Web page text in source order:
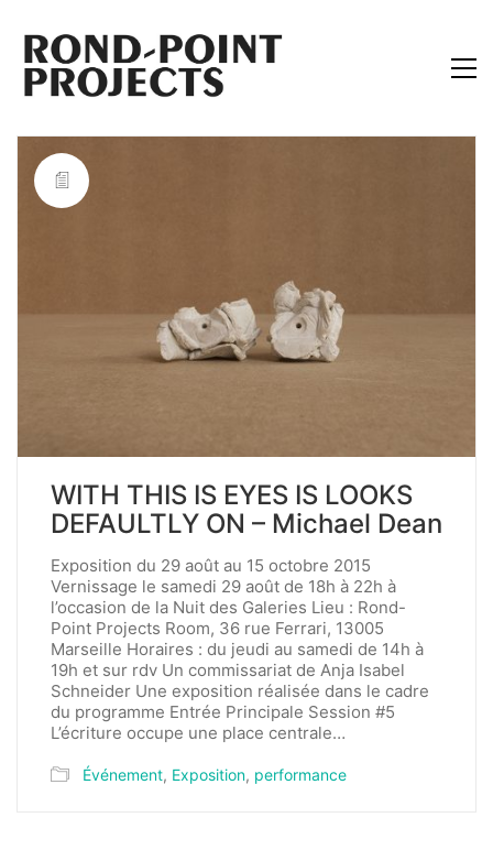
WITH THIS IS EYES IS LOOKS
DEFAULTLY ON – Michael Dean
Exposition du 29 août au 15 octobre 2015
Vernissage le samedi 29 août de 18h à 22h à
l’occasion de la Nuit des Galeries Lieu : Rond-
Point Projects Room, 36 rue Ferrari, 13005
Marseille Horaires : du jeudi au samedi de 14h à
19h et sur rdv Un commissariat de Anja Isabel
Schneider Une exposition réalisée dans le cadre
du programme Entrée Principale Session #5
L’écriture occupe une place centrale…
Événement, Exposition, performance